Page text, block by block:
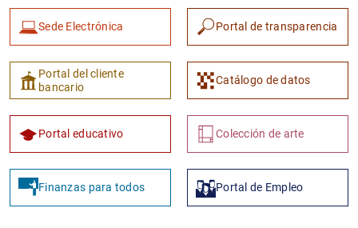
Sede Electrónica Portal de transparencia
Portal del cliente
bancario
Catálogo de datos
Portal educativo Colección de arte
Finanzas para todos Portal de Empleo